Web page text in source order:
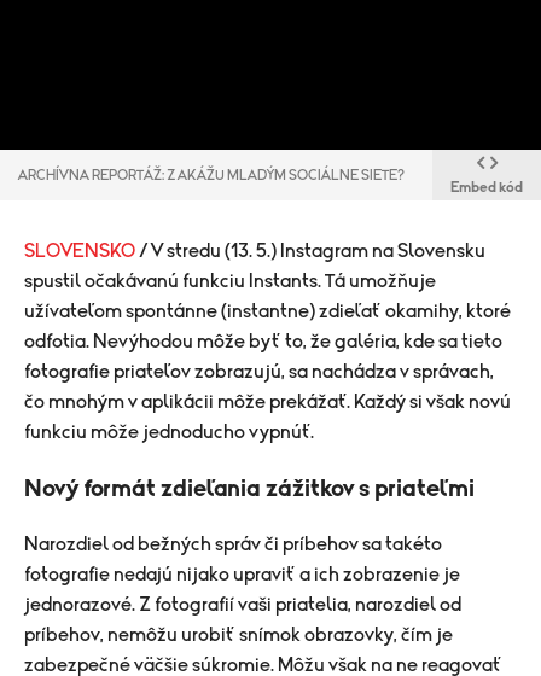
ARCHÍVNA REPORTÁŽ: ZAKÁŽU MLADÝM SOCIÁLNE SIETE?
Embed kód
SLOVENSKO / V stredu (13. 5.) Instagram na Slovensku
spustil očakávanú funkciu Instants. Tá umožňuje
užívateľom spontánne (instantne) zdieľať okamihy, ktoré
odfotia. Nevýhodou môže byť to, že galéria, kde sa tieto
fotografie priateľov zobrazujú, sa nachádza v správach,
čo mnohým v aplikácii môže prekážať. Každý si však novú
funkciu môže jednoducho vypnúť.
Nový formát zdieľania zážitkov s priateľmi
Narozdiel od bežných správ či príbehov sa takéto
fotografie nedajú nijako upraviť a ich zobrazenie je
jednorazové. Z fotografií vaši priatelia, narozdiel od
príbehov, nemôžu urobiť snímok obrazovky, čím je
zabezpečné väčšie súkromie. Môžu však na ne reagovať